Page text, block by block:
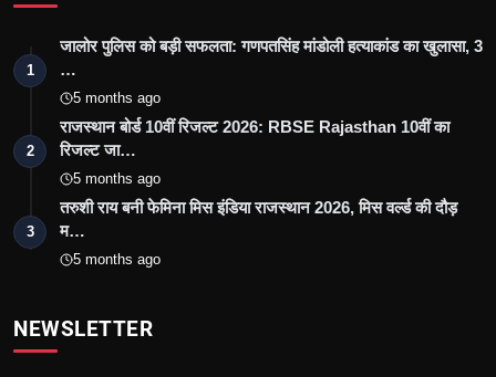
1
जालोर पुलिस को बड़ी सफलता: गणपतसिंह मांडोली हत्याकांड का खुलासा, 3
…
5 months ago
2
राजस्थान बोर्ड 10वीं रिजल्ट 2026: RBSE Rajasthan 10वीं का
रिजल्ट जा…
5 months ago
3
तरुशी राय बनी फेमिना मिस इंडिया राजस्थान 2026, मिस वर्ल्ड की दौड़
म…
5 months ago
NEWSLETTER